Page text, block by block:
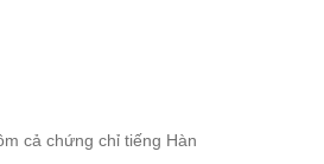
cả chứng chỉ tiếng Hàn